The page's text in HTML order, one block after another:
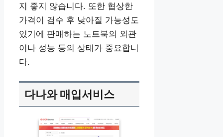
지 좋지 않습니다. 또한 협상한
가격이 검수 후 낮아질 가능성도
있기에 판매하는 노트북의 외관
이나 성능 등의 상태가 중요합니
다.
다나와 매입서비스